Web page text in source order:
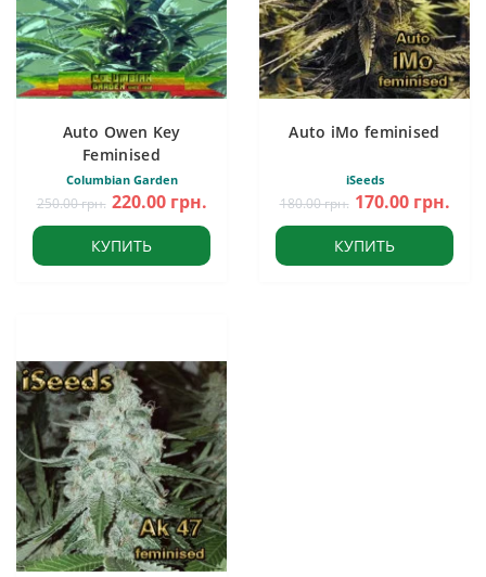
Auto Owen Key
Feminised
Columbian Garden
250.00 грн. 220.00 грн.
КУПИТЬ
Auto iMo feminised
iSeeds
180.00 грн. 170.00 грн.
КУПИТЬ